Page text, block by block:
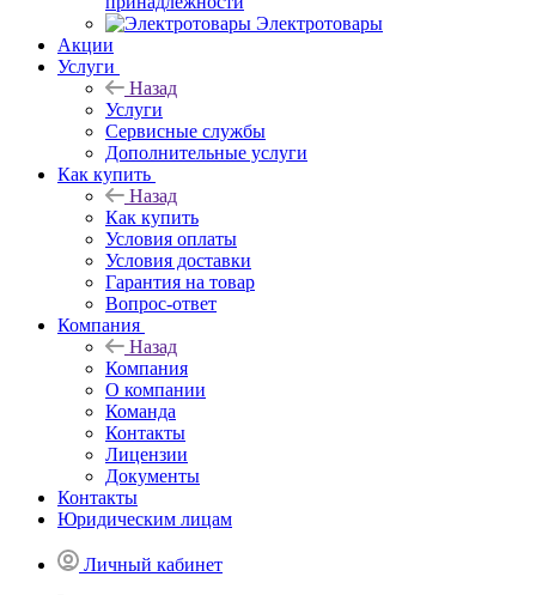
Электротовары
Акции
Услуги
Назад
Услуги
Сервисные службы
Дополнительные услуги
Как купить
Назад
Как купить
Условия оплаты
Условия доставки
Гарантия на товар
Вопрос-ответ
Компания
Назад
Компания
О компании
Команда
Контакты
Лицензии
Документы
Контакты
Юридическим лицам
Личный кабинет